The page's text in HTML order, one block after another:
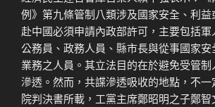
例》第九條管制八類涉及國家安全、利益
赴中國必須申請內政部許可，主要包括
公務員、政務人員、縣市長與從事國家
業務之人員。其立法目的在於避免受管
滲透。然而，共諜滲透吸收的地點，不
院判決書所載，工黨主席鄭昭明之子鄭